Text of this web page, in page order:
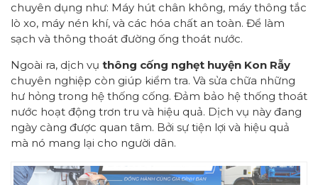
chuyên dụng như: Máy hút chân không, máy thông tắc
lò xo, máy nén khí, và các hóa chất an toàn. Để làm
sạch và thông thoát đường ống thoát nước.
Ngoài ra, dịch vụ thông cống nghẹt huyện Kon Rẫy
chuyên nghiệp còn giúp kiểm tra. Và sửa chữa những
hư hỏng trong hệ thống cống. Đảm bảo hệ thống thoát
nước hoạt động trơn tru và hiệu quả. Dịch vụ này đang
ngày càng được quan tâm. Bởi sự tiện lợi và hiệu quả
mà nó mang lại cho người dân.